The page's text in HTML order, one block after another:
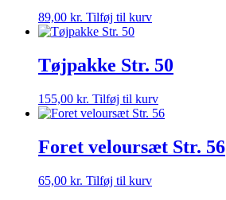
89,00 kr. Tilføj til kurv
Tøjpakke Str. 50
155,00 kr. Tilføj til kurv
Foret veloursæt Str. 56
65,00 kr. Tilføj til kurv